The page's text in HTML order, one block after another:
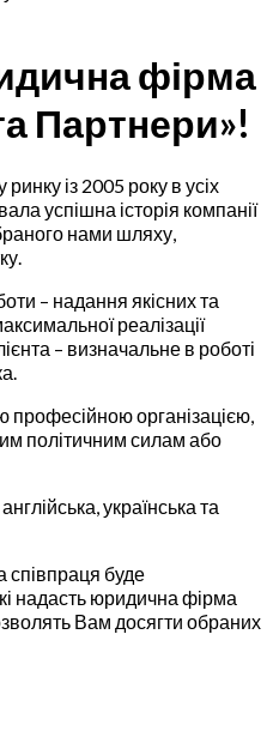
фірма
Партнери»!
із 2005 року в усіх
успішна історія компанії
нами шляху,
– надання якісних та
реалізації
– визначальне в роботі
організацією,
політичним силам або
українська та
буде
надасть юридична фірма
Вам досягти обраних